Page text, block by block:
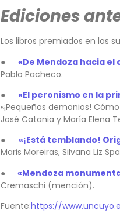
Ediciones
Los libros premiados en las
●
«De Mendoza hacia
Pablo Pacheco.
●
«El peronismo en la
«¡Pequeños demonios!
José Catania y María Elena
●
«¡Está temblando!
Maris Moreiras, Silvana Liz
●
«Mendoza
Cremaschi (mención).
Fuente:https://